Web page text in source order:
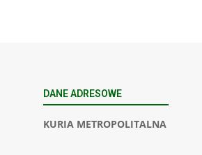
DANE ADRESOWE
KURIA METROPOLITALNA